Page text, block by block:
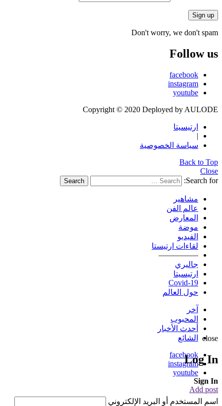
Don't worry, we don't spam
Follow us
facebook
instagram
youtube
Copyright © 2020 Deployed by AULODE
ارتيسيتا
|
سياسة الخصوصية
Back to Top
Close
Search for:
Search
مشاهير
عالم الفن
المعارض
موضة
الفيديو
لقاءات ارتيستا
—————
جاليري
ارتيسيتا
Covid-19
حول العالم
آخر
المحبوب
أحدث الأخبار
الشائع
facebook
instagram
youtube
Add post
close
Log In
Sign In
اسم المستخدم أو البريد الإلكتروني